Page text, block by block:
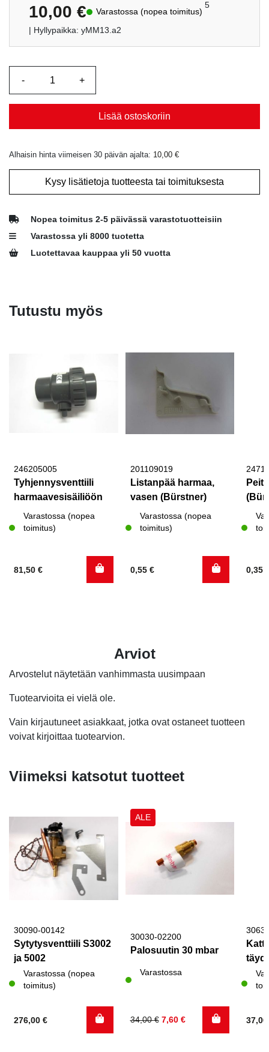
10,00 € Varastossa (nopea toimitus)
5
| Hyllypaikka: yMM13.a2
Lisää ostoskoriin
Alhaisin hinta viimeisen 30 päivän ajalta: 10,00 €
Kysy lisätietoja tuotteesta tai toimituksesta
Nopea toimitus 2-5 päivässä varastotuotteisiin
Varastossa yli 8000 tuotetta
Luotettavaa kauppaa yli 50 vuotta
Tutustu myös
246205005
Tyhjennysventtiili
harmaavesisäiliöön
Varastossa (nopea
toimitus)
81,50 €
201109019
Listanpää harmaa,
vasen (Bürstner)
Varastossa (nopea
toimitus)
0,55 € 0,35
Arviot
Arvostelut näytetään vanhimmasta uusimpaan
Tuotearvioita ei vielä ole.
Vain kirjautuneet asiakkaat, jotka ovat ostaneet tuotteen
voivat kirjoittaa tuotearvion.
Viimeksi katsotut tuotteet
30090-00142
Sytytysventtiili S3002
ja 5002
Varastossa (nopea
toimitus)
276,00 €
ALE
30030-02200
Palosuutin 30 mbar
Varastossa
34,00€
Alkuperäinen
7,60 €
Nykyinen